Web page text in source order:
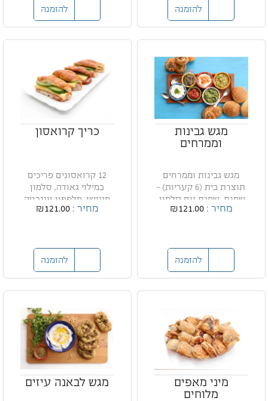
להזמנה להזמנה
מגש גבינות
וממרחים
מגש גבינות וממרחים
תוצרת בית (6 קעריות) -
שמנת, שמנת עם סלמון,
ע...מחיר :₪121.00
להזמנה
כריך קרואסון
12 קרואסונים פריכים
במילוי גאודה, סלמון
מעושן, מלפפון ועגבניה
מחיר :₪121.00
להזמנה
מיני מאפים
מלוחים
מגש לבאנה עיזים